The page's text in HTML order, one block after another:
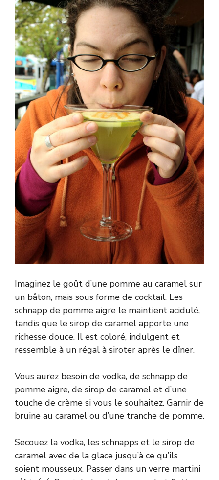
Imaginez le goût d’une pomme au caramel sur
un bâton, mais sous forme de cocktail. Les
schnapp de pomme aigre le maintient acidulé,
tandis que le sirop de caramel apporte une
richesse douce. Il est coloré, indulgent et
ressemble à un régal à siroter après le dîner.
Vous aurez besoin de vodka, de schnapp de
pomme aigre, de sirop de caramel et d’une
touche de crème si vous le souhaitez. Garnir de
bruine au caramel ou d’une tranche de pomme.
Secouez la vodka, les schnapps et le sirop de
caramel avec de la glace jusqu’à ce qu’ils
soient mousseux. Passer dans un verre martini